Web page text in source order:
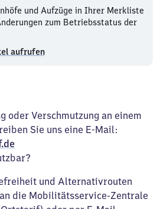
und Aufzüge in Ihrer Merkliste
zum Betriebsstatus der
aufrufen
oder Verschmutzung an einem
Sie uns eine E-Mail:
und Alternativrouten
die Mobilitätsservice-Zentrale